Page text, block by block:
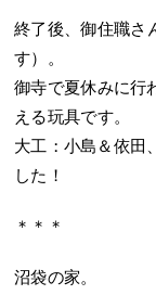
終了後、御住職さ
す）。
御寺で夏休みに行
える玩具です。
大工：小島＆依田
した！
＊＊＊
沼袋の家。